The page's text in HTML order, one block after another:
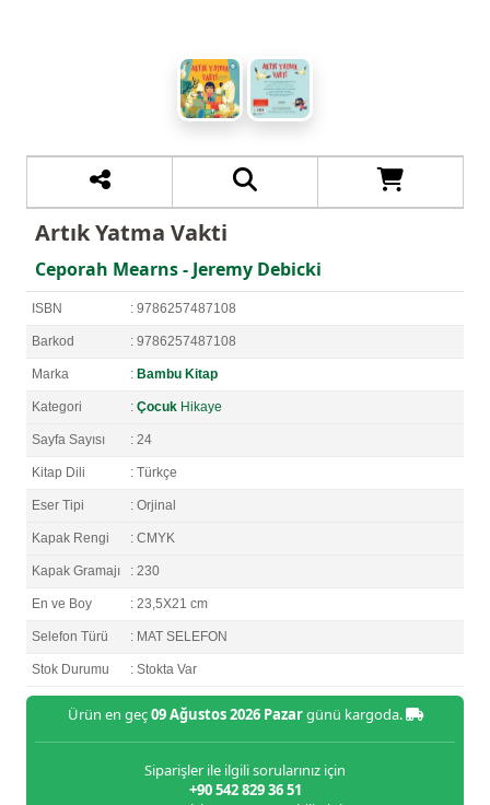
Artık Yatma Vakti
Ceporah Mearns - Jeremy Debicki
ISBN : 9786257487108
Barkod : 9786257487108
Marka : Bambu Kitap
Kategori : Çocuk Hikaye
Sayfa Sayısı : 24
Kitap Dili : Türkçe
Eser Tipi : Orjinal
Kapak Rengi : CMYK
Kapak Gramajı : 230
En ve Boy : 23,5X21 cm
Selefon Türü : MAT SELEFON
Stok Durumu : Stokta Var
Ürün en geç09 Ağustos 2026 Pazargünü kargoda.
Siparişler ile ilgili sorularınız için
+90 542 829 36 51